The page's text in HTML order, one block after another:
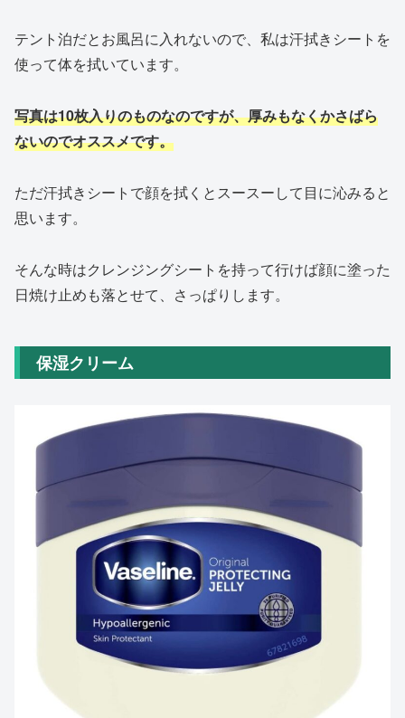
テント泊だとお風呂に入れないので、私は汗拭きシートを
使って体を拭いています。
写真は10枚入りのものなのですが、厚みもなくかさばら
ないのでオススメです。
ただ汗拭きシートで顔を拭くとスースーして目に沁みると
思います。
そんな時はクレンジングシートを持って行けば顔に塗った
日焼け止めも落とせて、さっぱりします。
保湿クリーム